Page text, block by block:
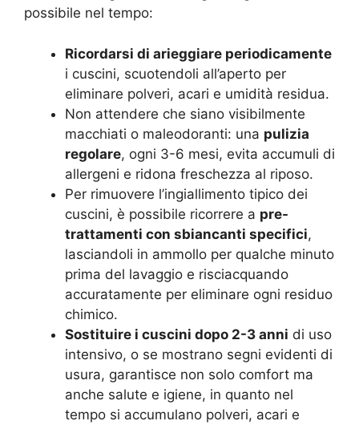
possibile nel tempo:
Ricordarsi di arieggiare periodicamente
i cuscini, scuotendoli all’aperto per
eliminare polveri, acari e umidità residua.
Non attendere che siano visibilmente
macchiati o maleodoranti: una pulizia
regolare, ogni 3-6 mesi, evita accumuli di
allergeni e ridona freschezza al riposo.
Per rimuovere l’ingiallimento tipico dei
cuscini, è possibile ricorrere a pre-
trattamenti con sbiancanti specifici,
lasciandoli in ammollo per qualche minuto
prima del lavaggio e risciacquando
accuratamente per eliminare ogni residuo
chimico.
Sostituire i cuscini dopo 2-3 anni di uso
intensivo, o se mostrano segni evidenti di
usura, garantisce non solo comfort ma
anche salute e igiene, in quanto nel
tempo si accumulano polveri, acari e